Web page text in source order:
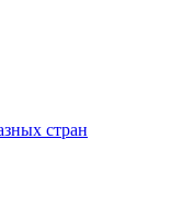
стран